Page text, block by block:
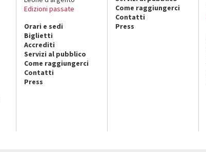
Edizioni passate
Orari e sedi
Biglietti
Accrediti
Servizi al pubblico
Come raggiungerci
Contatti
Press
Come raggiungerci
Contatti
Press